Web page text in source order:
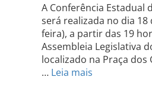
A Conferência Estadual
será realizada no dia
feira), a partir das 19
Assembleia Legislativa
localizado na Praça dos
… Leia mais